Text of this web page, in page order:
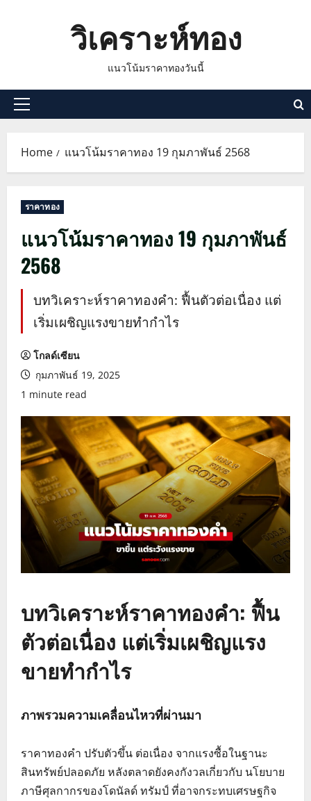
วิเคราะห์ทอง
แนวโน้มราคาทองวันนี้
Primary
Home แนวโน้มราคาทอง 19 กุมภาพันธ์ 2568
ราคาทอง
แนวโน้มราคาทอง 19 กุมภาพันธ์
2568
บทวิเคราะห์ราคาทองคำ: ฟื้นตัวต่อเนื่อง แต่
เริ่มเผชิญแรงขายทำกำไร
โกลด์เซียน
กุมภาพันธ์ 19, 2025
1 minute read
บทวิเคราะห์ราคาทองคำ: ฟื้น
ตัวต่อเนื่อง แต่เริ่มเผชิญแรง
ขายทำกำไร
ภาพรวมความเคลื่อนไหวที่ผ่านมา
ราคาทองคำ ปรับตัวขึ้น ต่อเนื่อง จากแรงซื้อในฐานะ
สินทรัพย์ปลอดภัย หลังตลาดยังคงกังวลเกี่ยวกับ นโยบาย
ภาษีศุลกากรของโดนัลด์ ทรัมป์ ที่อาจกระทบเศรษฐกิจ